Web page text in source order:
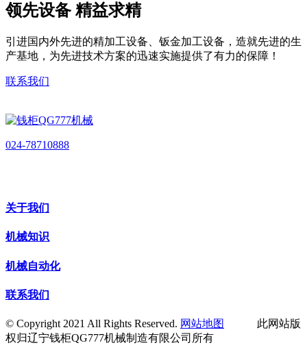
领先设备 精益求精
引进国内外先进的精加工设备、钣金加工设备，造就先进的生
产基地，为先进技术方案的迅速实施提供了有力的保障！
联系我们
024-78710888
关于我们
机械知识
机械自动化
联系我们
© Copyright 2021 All Rights Reserved. 网站地图
此网站版
权归辽宁钱柜QG777机械制造有限公司所有